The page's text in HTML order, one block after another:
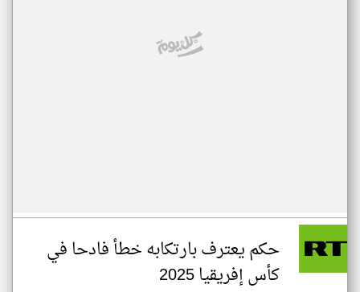
حكم يعترف بارتكابه خطأ فادحا في
كأس إفريقيا 2025